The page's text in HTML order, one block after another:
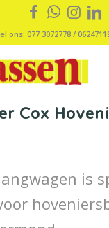
ons: 077 3072778 /
Cox
is